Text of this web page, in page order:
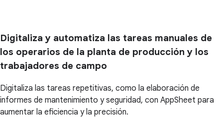
Digitaliza y automatiza las tareas manuales de
los operarios de la planta de producción y los
trabajadores de campo
Digitaliza las tareas repetitivas, como la elaboración de
informes de mantenimiento y seguridad, con AppSheet para
aumentar la eficiencia y la precisión.